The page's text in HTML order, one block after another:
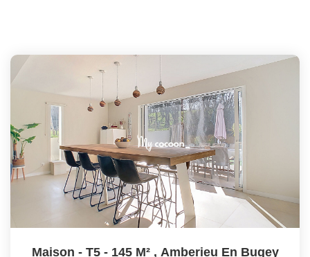
Maison - T5 - 145 M² , Amberieu En Bugey